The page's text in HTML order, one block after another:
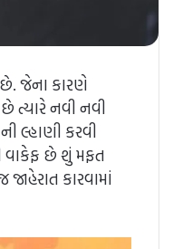
જેના કારણે
ત્યારે નવી નવી
લ્હાણી કરવી
વાકેફ છે શું મફત
કારવામાં